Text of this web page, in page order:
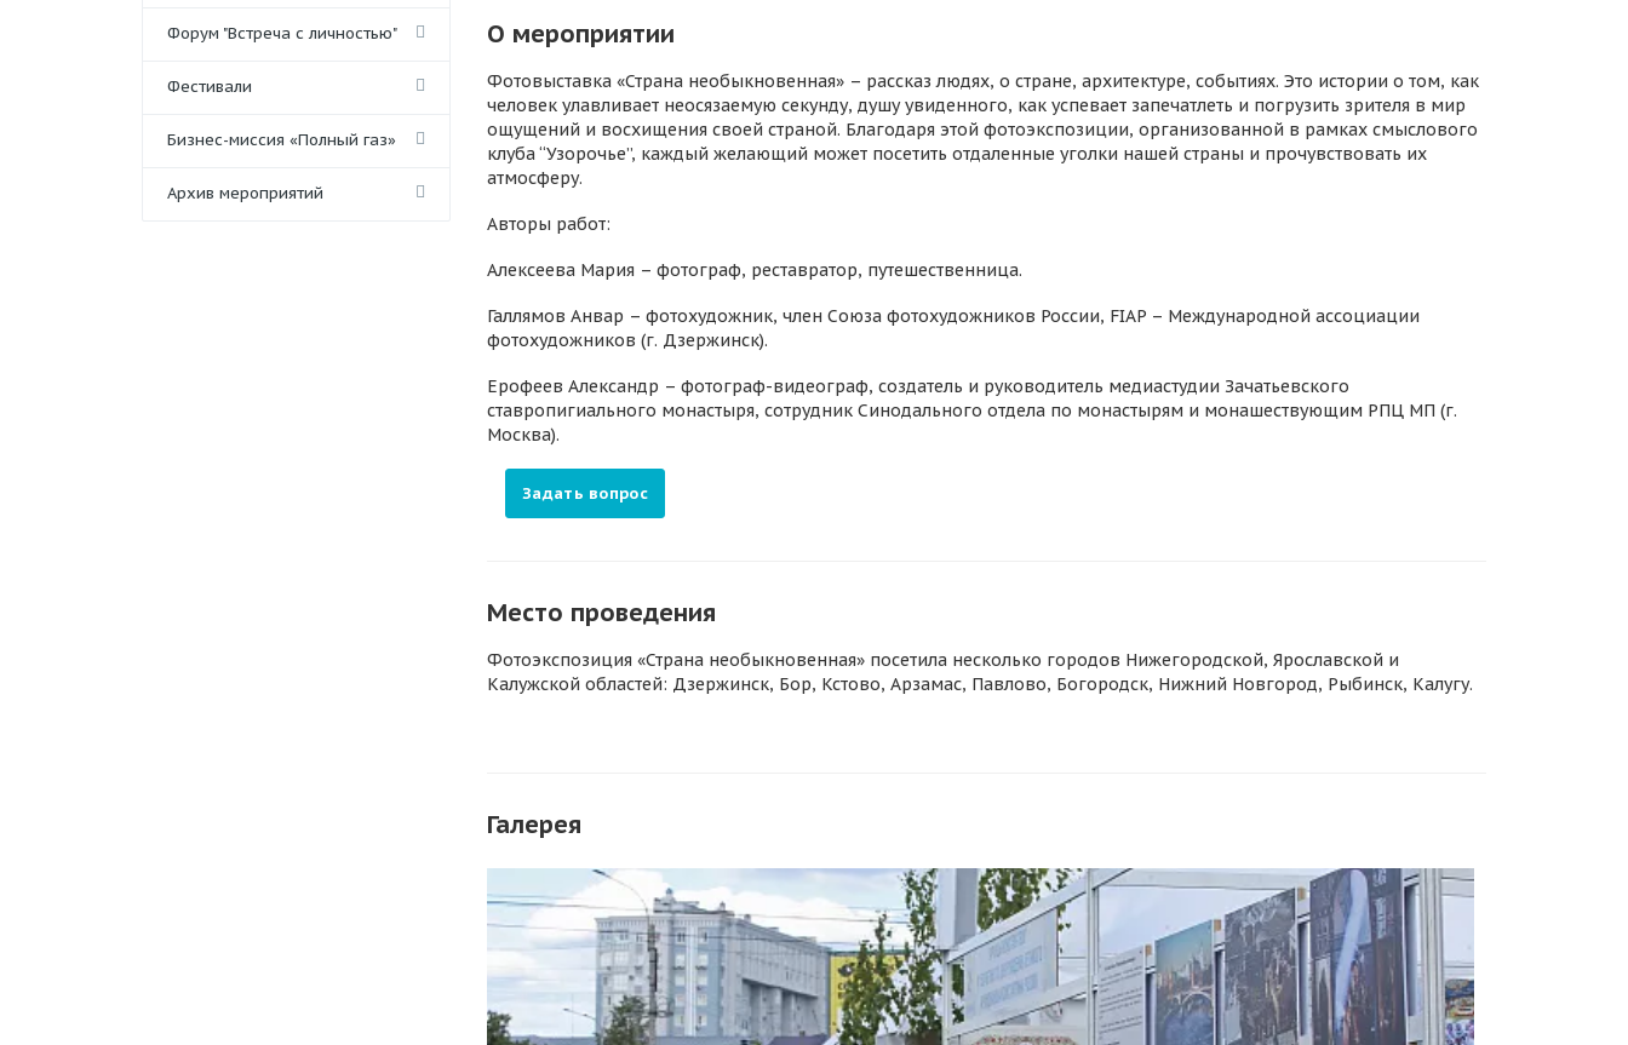
Форум "Встреча с личностью"
Фестивали
Бизнес-миссия «Полный газ»
Архив мероприятий
О мероприятии
Фотовыставка «Страна необыкновенная» – рассказ людях, о стране, архитектуре, событиях. Это истории о том, как
человек улавливает неосязаемую секунду, душу увиденного, как успевает запечатлеть и погрузить зрителя в мир
ощущений и восхищения своей страной. Благодаря этой фотоэкспозиции, организованной в рамках смыслового
клуба “Узорочье”, каждый желающий может посетить отдаленные уголки нашей страны и прочувствовать их
атмосферу.
Авторы работ:
Алексеева Мария – фотограф, реставратор, путешественница.
Галлямов Анвар – фотохудожник, член Союза фотохудожников России, FIAP – Международной ассоциации
фотохудожников (г. Дзержинск).
Ерофеев Александр – фотограф-видеограф, создатель и руководитель медиастудии Зачатьевского
ставропигиального монастыря, сотрудник Синодального отдела по монастырям и монашествующим РПЦ МП (г.
Москва).
Задать вопрос
Место проведения
Фотоэкспозиция «Страна необыкновенная» посетила несколько городов Нижегородской, Ярославской и
Калужской областей: Дзержинск, Бор, Кстово, Арзамас, Павлово, Богородск, Нижний Новгород, Рыбинск, Калугу.
Галерея